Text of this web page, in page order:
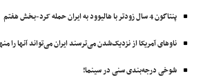
پنتاگون 4 سال زودتر با ‌هالیوود به ایران حمله کرد-بخش هفتم
ناوهای آمریکا از نزدیک‌شدن می‌ترسند ایران می‌تواند آنها را
شوخی درجه‌بندی سنی در سینما!